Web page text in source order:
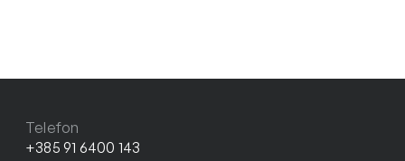
Telefon
+385 91 6400 143